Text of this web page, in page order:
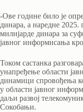
-Ове године било је
динара, а наредне 2025.
милијарде динара за
јавног информисања
Током састанка
унапређење области
динамици спровођења
у области јавног
даљи развој
Сокобањи.